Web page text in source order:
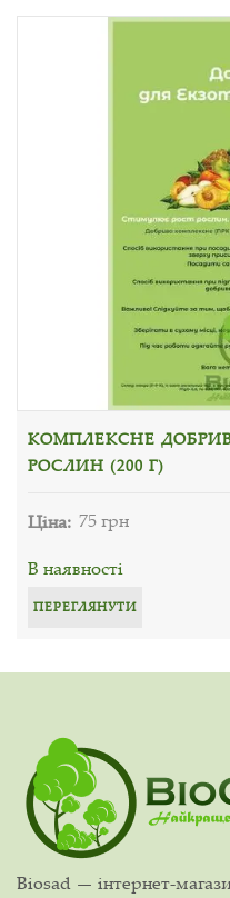
КОМПЛЕКСНЕ
РОСЛИН (200 Г)
Ціна: 75 грн
В наявності
ПЕРЕГЛЯНУТИ
Biosad — інтернет-